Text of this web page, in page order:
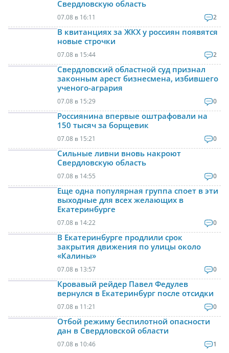
Свердловскую область
07.08 в 16:11 2
В квитанциях за ЖКХ у россиян появятся
новые строчки
07.08 в 15:44 2
Свердловский областной суд признал
законным арест бизнесмена, избившего
ученого-агрария
07.08 в 15:29 0
Россиянина впервые оштрафовали на
150 тысяч за борщевик
07.08 в 15:21 0
Сильные ливни вновь накроют
Свердловскую область
07.08 в 14:55 0
Еще одна популярная группа споет в эти
выходные для всех желающих в
Екатеринбурге
07.08 в 14:22 0
В Екатеринбурге продлили срок
закрытия движения по улицы около
«Калины»
07.08 в 13:57 0
Кровавый рейдер Павел Федулев
вернулся в Екатеринбург после отсидки
07.08 в 11:21 0
Отбой режиму беспилотной опасности
дан в Свердловской области
07.08 в 10:46 1